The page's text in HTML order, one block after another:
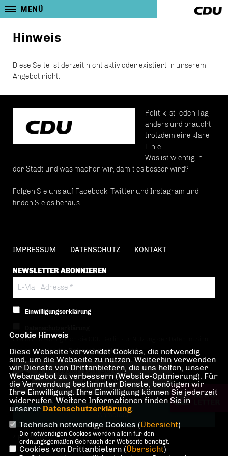
MENÜ
Hinweis
Diese Seite ist derzeit nicht aktiv oder existiert in unserem
Angebot nicht.
Politik ist jeden Tag
anders und braucht
trotzdem eine klare
Linie.
Was ist wichtig in
der Stadt und was machen wir, damit es besser wird?
Folgen Sie uns auf Facebook, Twitter und Instagram und
finden Sie es heraus.
IMPRESSUM DATENSCHUTZ KONTAKT
NEWSLETTER ABONNIEREN
Einwilligungserklärung
Hiermit berechtige ich die CDU Berlin zur Nutzung der Daten im Sinn
der nachfolgenden Datenschutzerklärung.*
Anti-Roboter-Verifizierung
Hier klicken
Friendly Captcha ⇗
* Pflichtfeld!
Cookie Hinweis
Diese Webseite verwendet Cookies, die notwendig
sind, um die Webseite zu nutzen. Weiterhin verwenden
wir Dienste von Drittanbietern, die uns helfen, unser
Webangebot zu verbessern (Website-Optmierung). Für
die Verwendung bestimmter Dienste, benötigen wir
Ihre Einwilligung. Ihre Einwilligung können Sie jederzeit
widerrufen. Weitere Informationen finden Sie in
unserer Datenschutzerklärung.
Technisch notwendige Cookies (Übersicht)
Die notwendigen Cookies werden allein für den
ordnungsgemäßen Gebrauch der Webseite benötigt.
Cookies von Drittanbietern (Übersicht)